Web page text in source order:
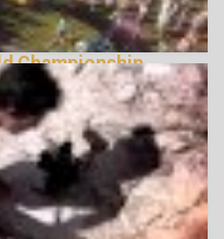
Championship